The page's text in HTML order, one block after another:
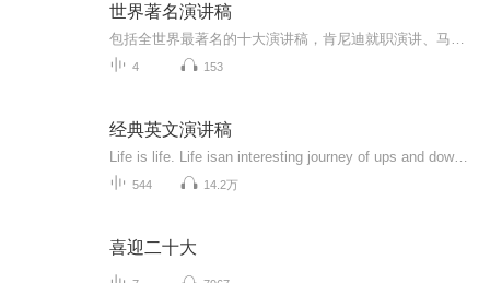
世界著名演讲稿
4 153
经典英文演讲稿
Life is life. Life isan interesting journey of ups and downs. But how the journey ends,is up to youtoday. You see, when you fall down, you feel like giving up. When times gettough, it is not the end.
544 14.2万
喜迎二十大